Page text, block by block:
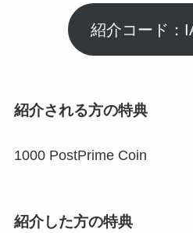
紹介コード：
紹介される方の特典
1000 PostPrime Coin
紹介した方の特典